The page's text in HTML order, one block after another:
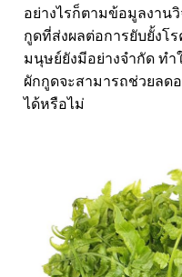
อย่างไรก็ตามข้อมูลงาน
กูดที่ส่งผลต่อการยับยั้งโ
มนุษย์ยังมีอย่างจำกัด ท
ผักกูดจะสามารถช่วยลด
ได้หรือไม่